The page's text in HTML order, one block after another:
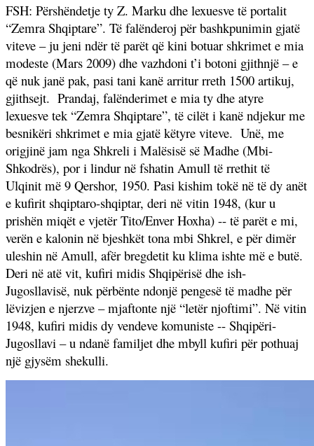
FSH: Përshëndetje ty Z. Marku dhe lexuesve të portalit
“Zemra Shqiptare”. Të falënderoj për bashkpunimin gjatë
viteve – ju jeni ndër të parët që kini botuar shkrimet e mia
modeste (Mars 2009) dhe vazhdoni t’i botoni gjithnjë – e
që nuk janë pak, pasi tani kanë arritur rreth 1500 artikuj,
gjithsejt. Prandaj, falënderimet e mia ty dhe atyre
lexuesve tek “Zemra Shqiptare”, të cilët i kanë ndjekur me
besnikëri shkrimet e mia gjatë këtyre viteve. Unë, me
origjinë jam nga Shkreli i Malësisë së Madhe (Mbi-
Shkodrës), por i lindur në fshatin Amull të rrethit të
Ulqinit më 9 Qershor, 1950. Pasi kishim tokë në të dy anët
e kufirit shqiptaro-shqiptar, deri në vitin 1948, (kur u
prishën miqët e vjetër Tito/Enver Hoxha) -- të parët e mi,
verën e kalonin në bjeshkët tona mbi Shkrel, e për dimër
uleshin në Amull, afër bregdetit ku klima ishte më e butë.
Deri në atë vit, kufiri midis Shqipërisë dhe ish-
Jugosllavisë, nuk përbënte ndonjë pengesë të madhe për
lëvizjen e njerzve – mjaftonte një “letër njoftimi”. Në vitin
1948, kufiri midis dy vendeve komuniste -- Shqipëri-
Jugosllavi – u ndanë familjet dhe mbyll kufiri për pothuaj
një gjysëm shekulli.